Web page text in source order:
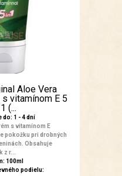
Aloe Vera
vitamínom E 5
(...
do: 1 - 4 dní
s vitamínom E
pokožku pri drobných
Obsahuje
r...
100ml
podielu: